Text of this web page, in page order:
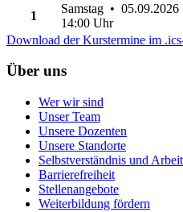
1
Samstag •
14:00 Uhr
Download der Kurstermine im
Über uns
Wer wir sind
Unser Team
Unsere Dozenten
Unsere Standorte
Selbstverständnis und
Barrierefreiheit
Stellenangebote
Weiterbildung fördern